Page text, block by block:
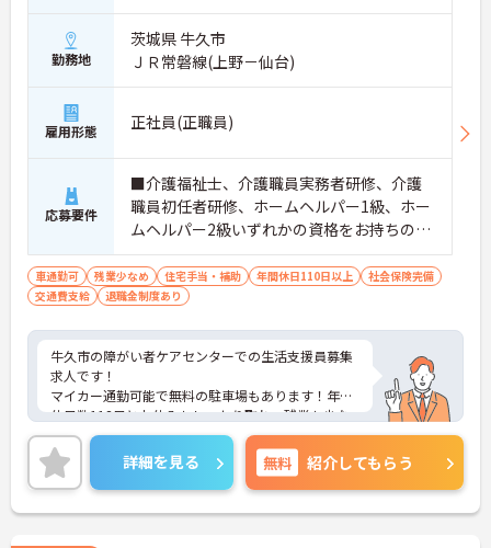
勤務地
茨城県 牛久市
ＪＲ常磐線(上野－仙台)
雇用形態 正社員(正職員)
応募要件
■介護福祉士、介護職員実務者研修、介護
職員初任者研修、ホームヘルパー1級、ホー
ムヘルパー2級いずれかの資格をお持ちの
方 ※無資格応相談
車通勤可 残業少なめ 住宅手当・補助 年間休日110日以上
社会保険完備
交通費支給
退職金制度あり
牛久市の障がい者ケアセンターでの生活支援員募集
求人です！
マイカー通勤可能で無料の駐車場もあります！年間
休日数118日とお休みもしっかり取れ、残業も少な
いのでプライベートとの両立をしながら働ける職場
です！
ご興味ある方には、面接のポイントなど、さらに詳
細をお話致しますのでお気軽にご相談ください。
詳細を見る 無料 紹介してもらう